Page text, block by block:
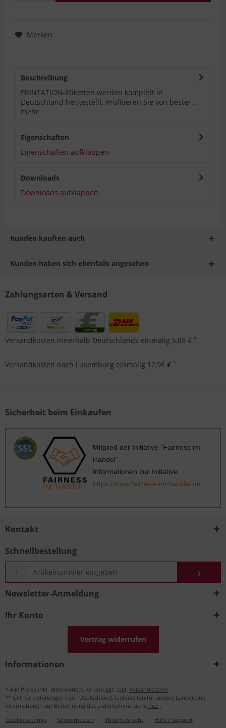
Merken
Beschreibung
PRINTATION-Etiketten werden komplett in
Deutschland hergestellt. Profitieren Sie von bester...
mehr
Eigenschaften
Eigenschaften aufklappen
Downloads
Downloads aufklappen
Kunden kauften auch
Kunden haben sich ebenfalls angesehen
Zahlungsarten & Versand
Versandkosten innerhalb Deutschlands einmalig 5,89 € *
Versandkosten nach Luxemburg einmalig 12,96 € *
Sicherheit beim Einkaufen
Mitglied der Initiative "Fairness im
Handel".
Informationen zur Initiative:
https://www.fairness-im-handel.de
Kontakt
Schnellbestellung
Newsletter-Anmeldung
Ihr Konto
Vertrag widerrufen
Informationen
* Alle Preise inkl. Mehrwertsteuer und ggf. zzgl. Versandkosten
** Gilt für Lieferungen nach Deutschland. Lieferzeiten für andere Länder und
Informationen zur Berechnung des Liefertermins siehe hier
Cookie settings
Sonderposten Widerrufsrecht Hilfe / Support